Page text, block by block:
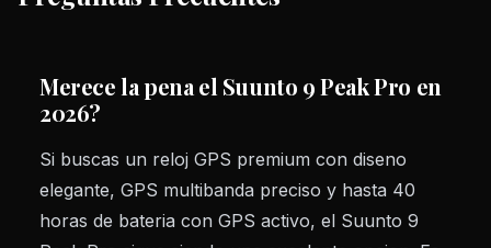
Merece la pena el Suunto 9 Peak Pro en
2026?
Si buscas un reloj GPS premium con diseno
elegante, GPS multibanda preciso y hasta 40
horas de bateria con GPS activo, el Suunto 9